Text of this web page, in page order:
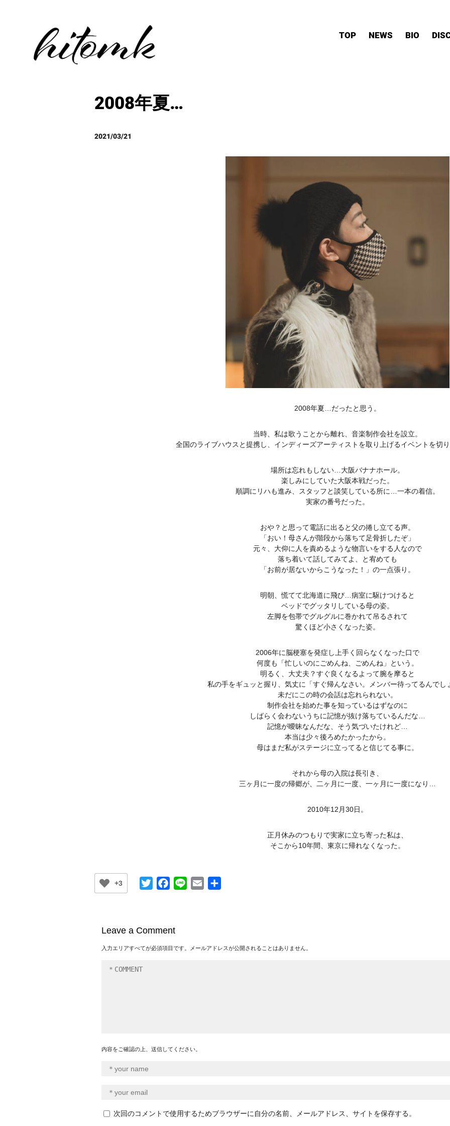
TOP NEWS BIO
2008年夏…
2021/03/21
2008年夏…だったと思う。
当時、私は歌うことから離れ、音楽制作会社を設立。
全国のライブハウスと提携し、インディーズアーティストを取り上げるイベントを切
場所は忘れもしない…大阪バナナホール。
楽しみにしていた大阪本戦だった。
順調にリハも進み、スタッフと談笑している所に…一本の着信。
実家の番号だった。
おや？と思って電話に出ると父の捲し立てる声。
「おい！母さんが階段から落ちて足骨折したぞ」
元々、大仰に人を責めるような物言いをする人なので
落ち着いて話してみてよ、と宥めても
「お前が居ないからこうなった！」の一点張り。
明朝、慌てて北海道に飛び…病室に駆けつけると
ベッドでグッタリしている母の姿。
左脚を包帯でグルグルに巻かれて吊るされて
驚くほど小さくなった姿。
2006年に脳梗塞を発症し上手く回らなくなった口で
何度も「忙しいのにごめんね、ごめんね」という。
明るく、大丈夫？すぐ良くなるよって腕を摩ると
私の手をギュッと握り、気丈に「すぐ帰んなさい。メンバー待ってるんでし
未だにこの時の会話は忘れられない。
制作会社を始めた事を知っているはずなのに
しばらく会わないうちに記憶が抜け落ちているんだな…
記憶が曖昧なんだな、そう気づいたけれど…
本当は少々後ろめたかったから。
母はまだ私がステージに立ってると信じてる事に。
それから母の入院は長引き、
三ヶ月に一度の帰郷が、二ヶ月に一度、一ヶ月に一度になり…
2010年12月30日。
正月休みのつもりで実家に立ち寄った私は、
そこから10年間、東京に帰れなくなった。
+3 TwitterFacebook
Line Email
Leave a Comment
入力エリアすべてが必須項目です。メールアドレスが公開されることはありません。
内容をご確認の上、送信してください。
次回のコメントで使用するためブラウザーに自分の名前、メールアドレス、サイトを保存する。